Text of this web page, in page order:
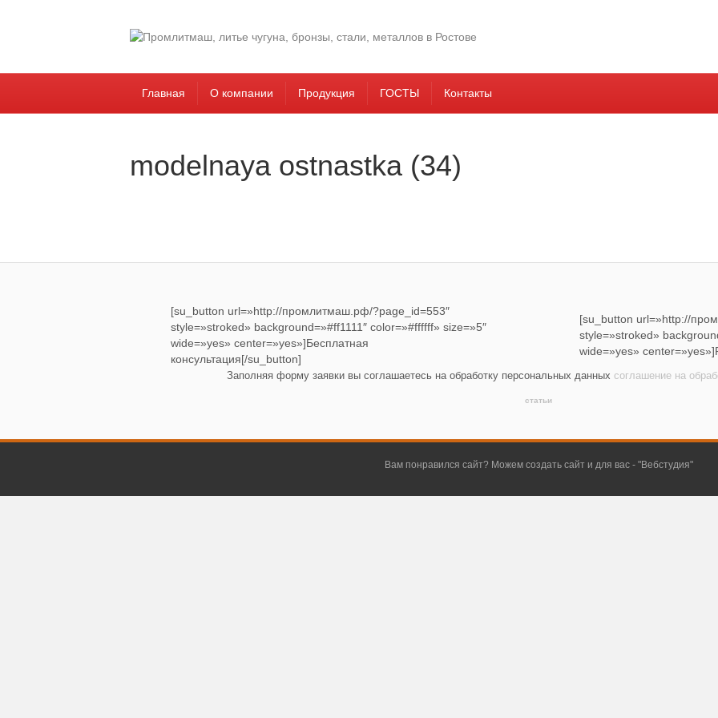
Главная О компании Продукция ГОСТЫ Контакты
modelnaya ostnastka (34)
[su_button url=»http://промлитмаш.рф/?page_id=553″
style=»stroked» background=»#ff1111″ color=»#ffffff» size=»5″
wide=»yes» center=»yes»]Бесплатная
консультация[/su_button]
[su_button url=»http://
style=»stroked»
wide=»yes»
Заполняя форму заявки вы соглашаетесь на обработку персональных данных соглашение на
статьи
Вам понравился сайт? Можем создать сайт и для вас - "Вебстудия"